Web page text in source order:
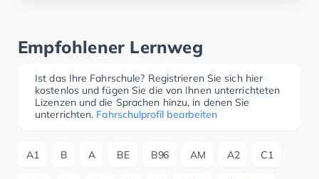
Empfohlener Lernweg
Ist das Ihre Fahrschule? Registrieren Sie sich hier
kostenlos und fügen Sie die von Ihnen unterrichteten
Lizenzen und die Sprachen hinzu, in denen Sie
unterrichten. Fahrschulprofil bearbeiten
A1 B A BE B96 AM A2 C1